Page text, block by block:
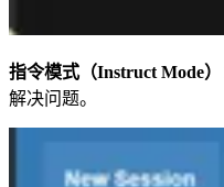
指令模式（Instruct Mode）
解决问题。